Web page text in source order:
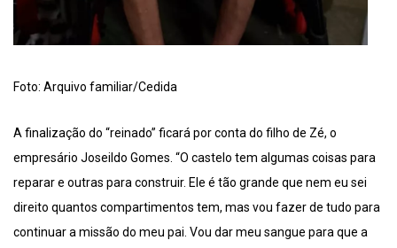
Foto: Arquivo familiar/Cedida
A finalização do “reinado” ficará por conta do filho de Zé, o
empresário Joseildo Gomes. “O castelo tem algumas coisas para
reparar e outras para construir. Ele é tão grande que nem eu sei
direito quantos compartimentos tem, mas vou fazer de tudo para
continuar a missão do meu pai. Vou dar meu sangue para que a